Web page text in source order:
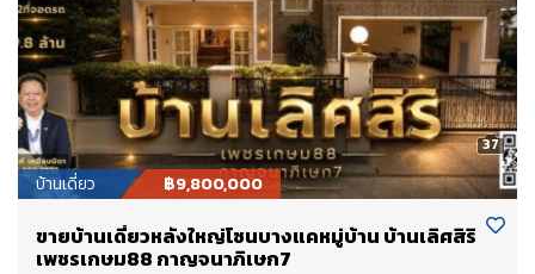
37
บ้านเดี่ยว ฿9,800,000
ขายบ้านเดี่ยวหลังใหญ่โซนบางแคหมู่บ้าน บ้านเลิศสิริ
เพชรเกษม88 กาญจนาภิเษก7